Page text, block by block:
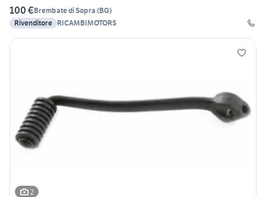
100 €Brembate di Sopra (BG)
Rivenditore RICAMBIMOTORS
2